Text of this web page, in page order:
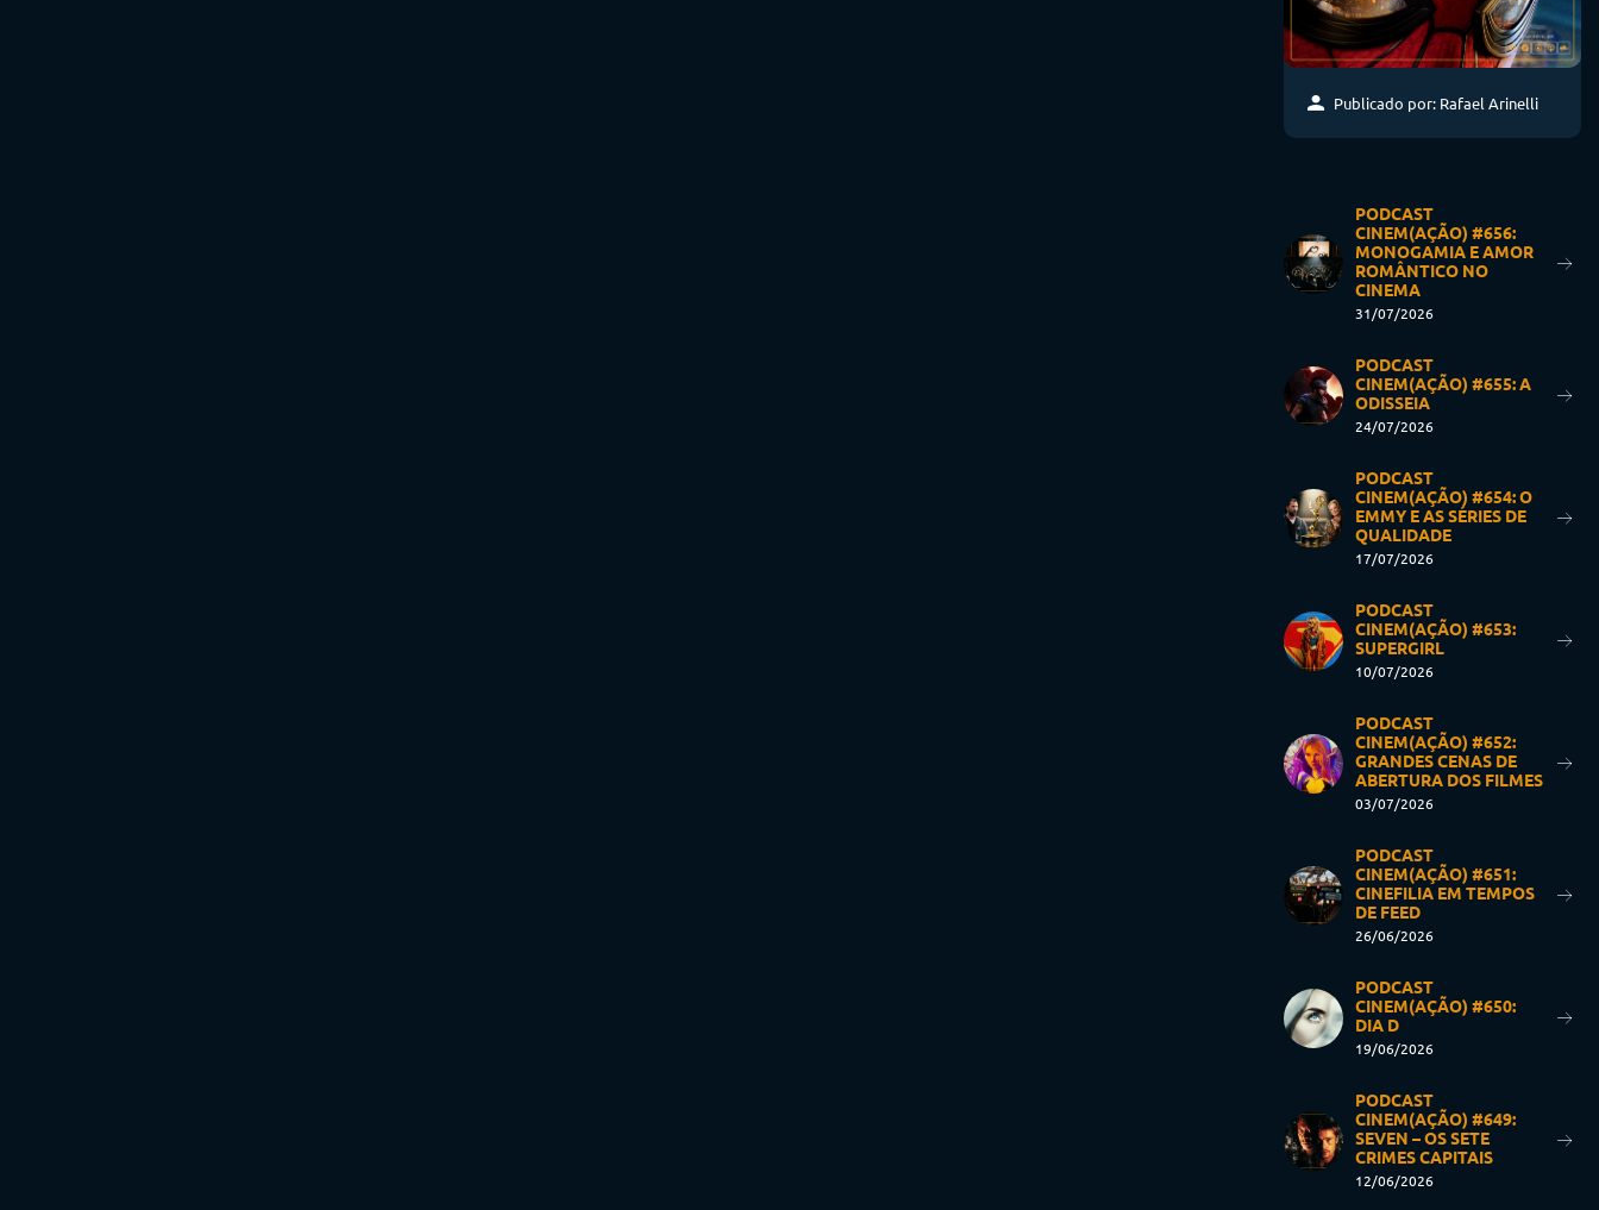
Publicado por: Rafael Arinelli
PODCAST
CINEM(AÇÃO) #656:
MONOGAMIA E AMOR
ROMÂNTICO NO
CINEMA
31/07/2026
PODCAST
CINEM(AÇÃO) #655: A
ODISSEIA
24/07/2026
PODCAST
CINEM(AÇÃO) #654: O
EMMY E AS SÉRIES DE
QUALIDADE
17/07/2026
PODCAST
CINEM(AÇÃO) #653:
SUPERGIRL
10/07/2026
PODCAST
CINEM(AÇÃO) #652:
GRANDES CENAS DE
ABERTURA DOS FILMES
03/07/2026
PODCAST
CINEM(AÇÃO) #651:
CINEFILIA EM TEMPOS
DE FEED
26/06/2026
PODCAST
CINEM(AÇÃO) #650:
DIA D
19/06/2026
PODCAST
CINEM(AÇÃO) #649:
SEVEN – OS SETE
CRIMES CAPITAIS
12/06/2026